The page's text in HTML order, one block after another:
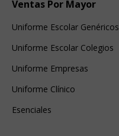
Ventas Por Mayor
Uniforme Escolar Genéricos
Uniforme Escolar Colegios
Uniforme Empresas
Uniforme Clínico
Esenciales